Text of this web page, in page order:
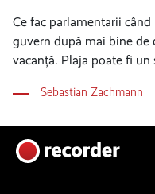
Ce fac parlamentarii
guvern după mai bine de
vacanță. Plaja poate fi un
Sebastian Zachmann